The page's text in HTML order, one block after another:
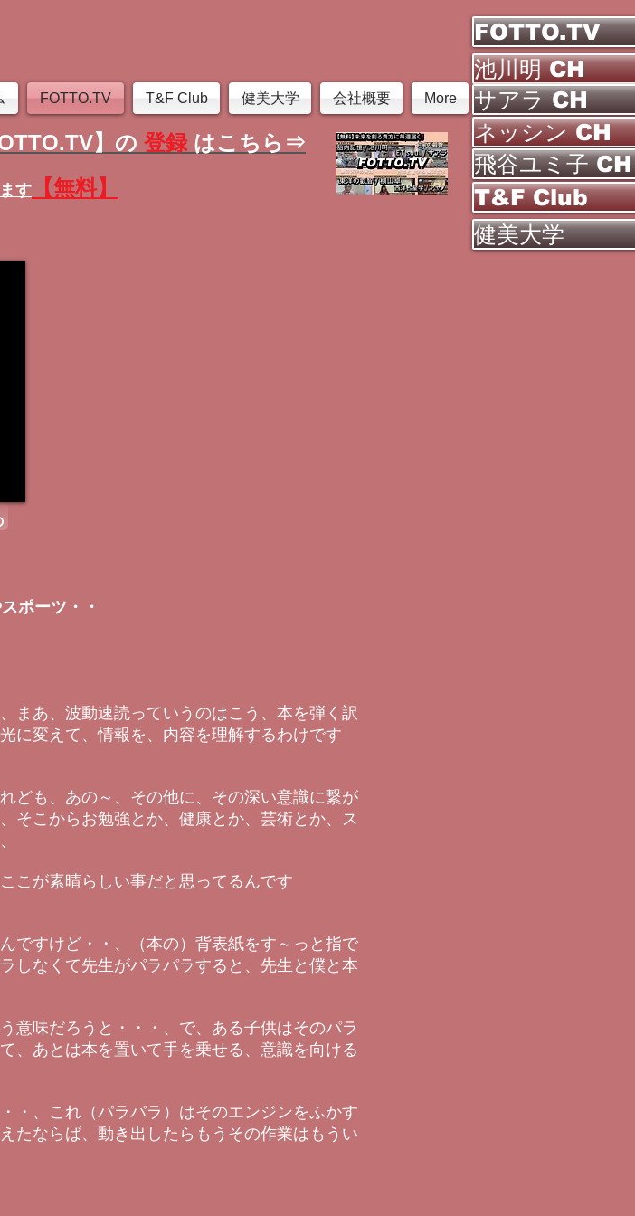
FOTTO.TV
池川明 CH
FOTTO.TV T&F Club 健美大学 会社概要 More
】の 登録 はこちら⇒
す 【無料】
サアラ CH
ネッシン CH
飛谷ユミ子 CH
T&F Club
健美大学
ポーツ・・
まあ、波動速読っていうのはこう、本を弾く訳
に変えて、情報を、内容を理解するわけです
ども、あの～、その他に、その深い意識に繋が
そこからお勉強とか、健康とか、芸術とか、ス
こが素晴らしい事だと思ってるんです
ですけど・・、（本の）背表紙をす～っと指で
しなくて先生がパラパラすると、先生と僕と本
意味だろうと・・・、で、ある子供はそのパラ
、あとは本を置いて手を乗せる、意識を向ける
・、これ（パラパラ）はそのエンジンをふかす
たならば、動き出したらもうその作業はもうい